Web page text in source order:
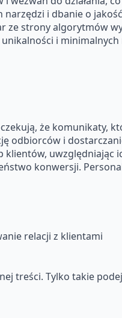
narzędzi i dbanie o jakość
ze strony algorytmów
i
że komunikaty,
odbiorców i
klientów, uwzględniając
konwersji.
relacji z klientami
treści. Tylko takie